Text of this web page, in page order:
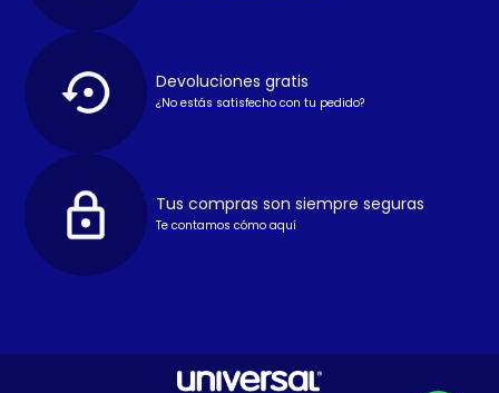
Devoluciones gratis
¿No estás satisfecho con tu pedido?
Tus compras son siempre seguras
Te contamos cómo aquí